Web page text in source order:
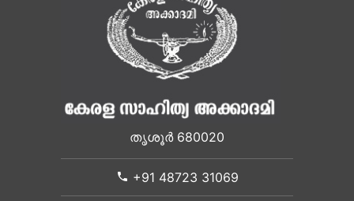
തൃശൂർ 680020
+91 48723 31069